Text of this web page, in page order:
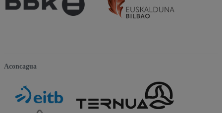
Aconcagua